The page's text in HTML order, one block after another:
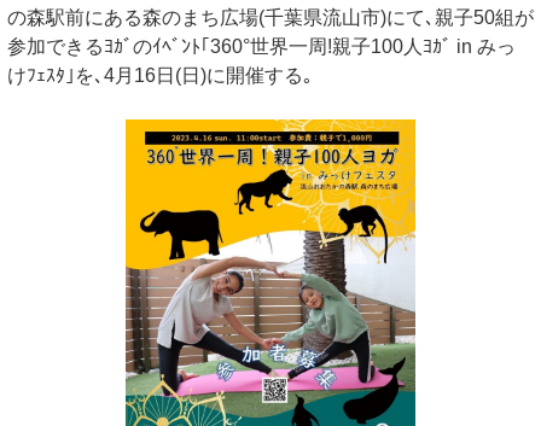
の森駅前にある森のまち広場(千葉県流山市)にて､親子50組が
参加できるﾖｶﾞのｲﾍﾞﾝﾄ｢360°世界一周!親子100人ﾖｶﾞ in みっ
けﾌｪｽﾀ｣を､4月16日(日)に開催する｡